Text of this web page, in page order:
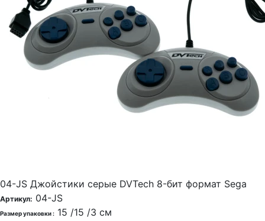
04-JS Джойстики серые DVTech 8-бит формат Sega
Артикул: 04-JS
Размер упаковки : 15 /15 /3 см